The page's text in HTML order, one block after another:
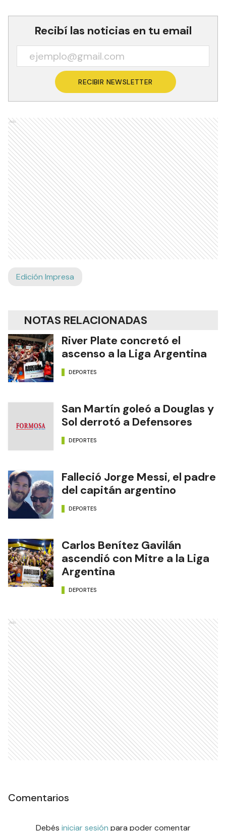
Recibí las noticias en tu email
RECIBIR NEWSLETTER
Ads
Edición Impresa
NOTAS RELACIONADAS
River Plate concretó el
ascenso a la Liga Argentina
DEPORTES
San Martín goleó a Douglas y
Sol derrotó a Defensores
DEPORTES
Falleció Jorge Messi, el padre
del capitán argentino
DEPORTES
Carlos Benítez Gavilán
ascendió con Mitre a la Liga
Argentina
DEPORTES
Ads
Comentarios
Debés iniciar sesión para poder comentar